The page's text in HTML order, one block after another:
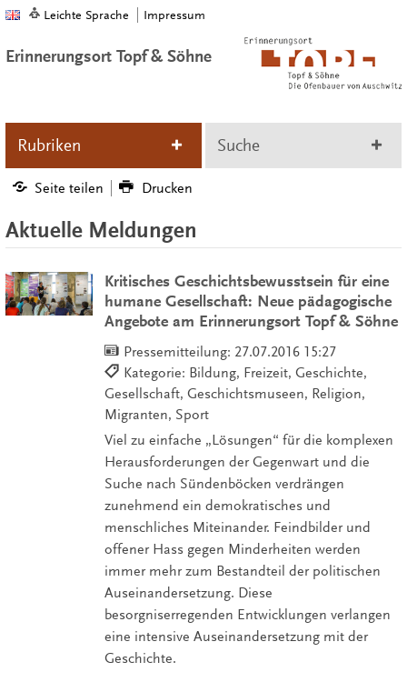
Leichte Sprache Impressum
Erinnerungsort Topf & Söhne
Rubriken Suche
Seite teilen Drucken
Aktuelle Meldungen
Kritisches Geschichtsbewusstsein für eine
humane Gesellschaft: Neue pädagogische
Angebote am Erinnerungsort Topf & Söhne
Pressemitteilung: 27.07.2016 15:27
Kategorie: Bildung, Freizeit, Geschichte,
Gesellschaft, Geschichtsmuseen, Religion,
Migranten, Sport
Viel zu einfache „Lösungen“ für die komplexen
Herausforderungen der Gegenwart und die
Suche nach Sündenböcken verdrängen
zunehmend ein demokratisches und
menschliches Miteinander. Feindbilder und
offener Hass gegen Minderheiten werden
immer mehr zum Bestandteil der politischen
Auseinandersetzung. Diese
besorgniserregenden Entwicklungen verlangen
eine intensive Auseinandersetzung mit der
Geschichte.